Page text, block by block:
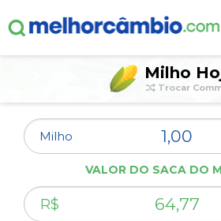
OUTRAS COMMODITIES
ALERTA DE CÂMBIO
DÓLAR HOJE
Milho
Trocar
Milho
VALOR DO SACA DO
R$